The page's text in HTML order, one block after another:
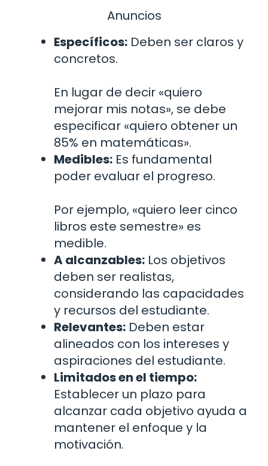
Anuncios
Específicos: Deben ser claros y
concretos.
En lugar de decir «quiero
mejorar mis notas», se debe
especificar «quiero obtener un
85% en matemáticas».
Medibles: Es fundamental
poder evaluar el progreso.
Por ejemplo, «quiero leer cinco
libros este semestre» es
medible.
A alcanzables: Los objetivos
deben ser realistas,
considerando las capacidades
y recursos del estudiante.
Relevantes: Deben estar
alineados con los intereses y
aspiraciones del estudiante.
Limitados en el tiempo:
Establecer un plazo para
alcanzar cada objetivo ayuda a
mantener el enfoque y la
motivación.